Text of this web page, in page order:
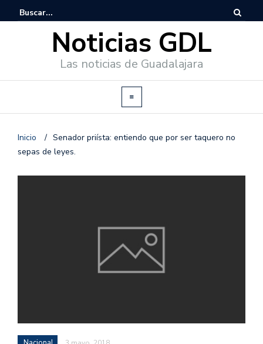
Noticias GDL
Las noticias de Guadalajara
Inicio / Senador priísta: entiendo que por ser taquero no
sepas de leyes.